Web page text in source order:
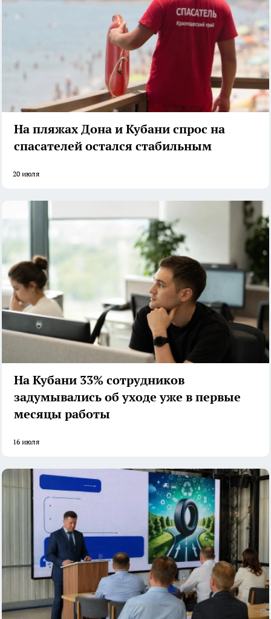
На пляжах Дона и Кубани спрос на
спасателей остался стабильным
20 июля
На Кубани 33% сотрудников
задумывались об уходе уже в первые
месяцы работы
16 июля